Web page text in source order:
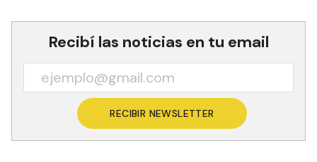
Recibí las noticias en tu email
RECIBIR NEWSLETTER